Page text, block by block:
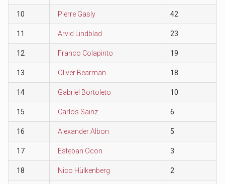
10 Pierre Gasly 42
11 Arvid Lindblad 23
12 Franco Colapinto 19
13 Oliver Bearman 18
14 Gabriel Bortoleto 10
15 Carlos Sainz 6
16 Alexander Albon 5
17 Esteban Ocon 3
18 Nico Hülkenberg 2